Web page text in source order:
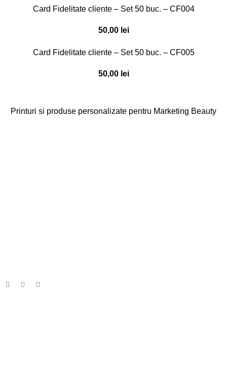
Card Fidelitate cliente – Set 50 buc. – CF004
50,00 lei
Card Fidelitate cliente – Set 50 buc. – CF005
50,00 lei
Printuri si produse personalizate pentru Marketing Beauty